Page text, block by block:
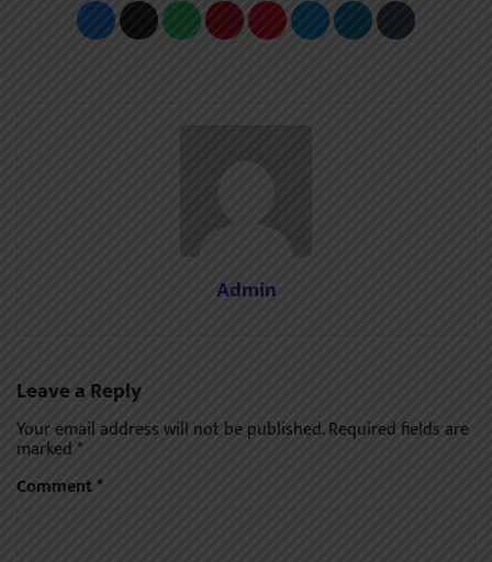
Admin
Leave a Reply
Your email address will not be published.Required fields are
marked *
Comment*